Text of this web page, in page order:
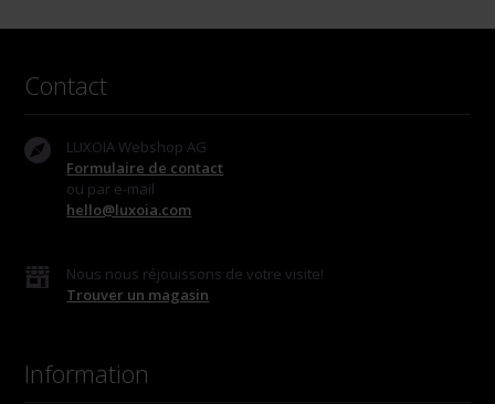
Contact
LUXOIA Webshop AG
Formulaire de contact
ou par e-mail
hello@luxoia.com
Nous nous réjouissons de votre visite!
Trouver un magasin
Information